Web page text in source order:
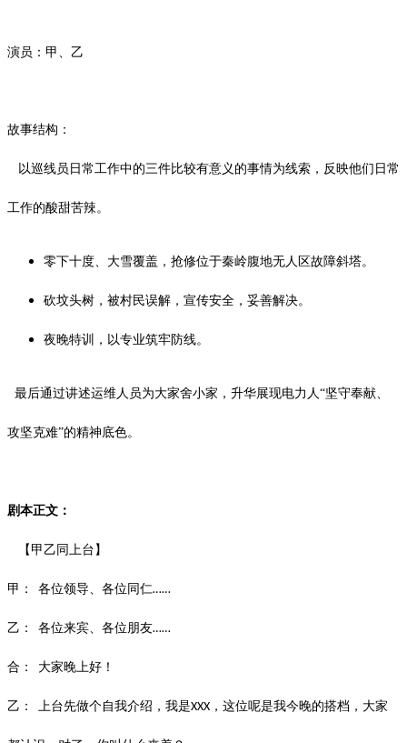
演员：甲、乙
故事结构：
以巡线员日常工作中的三件比较有意义的事情为线索，反映他们日常
工作的酸甜苦辣。
零下十度、大雪覆盖，抢修位于秦岭腹地无人区故障斜塔。
砍坟头树，被村民误解，宣传安全，妥善解决。
夜晚特训，以专业筑牢防线。
最后通过讲述运维人员为大家舍小家，升华展现电力人 “坚守奉献、
攻坚克难”的精神底色。
剧本正文：
【甲乙同上台】
甲： 各位领导、各位同仁……
乙： 各位来宾、各位朋友……
合： 大家晚上好！
乙 ： 上台先做个自我介绍， 我是XXX ， 这位呢是我今晚的搭档，大家